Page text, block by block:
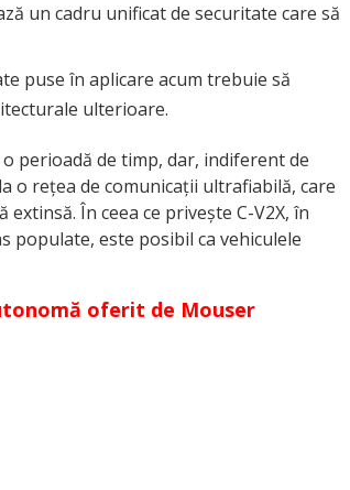
un cadru unificat de securitate care să
puse în aplicare acum trebuie să
ulterioare.
perioadă de timp, dar, indiferent de
o rețea de comunicații ultrafiabilă, care
În ceea ce privește C-V2X, în
populate, este posibil ca vehiculele
oferit de Mouser